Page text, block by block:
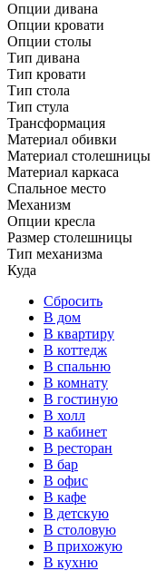
Опции дивана
Опции кровати
Опции столы
Тип дивана
Тип кровати
Тип стола
Тип стула
Трансформация
Материал обивки
Материал столешницы
Материал каркаса
Спальное место
Механизм
Опции кресла
Размер столешницы
Тип механизма
Куда
Сбросить
В дом
В квартиру
В коттедж
В спальню
В комнату
В гостиную
В холл
В кабинет
В ресторан
В бар
В офис
В кафе
В детскую
В столовую
В прихожую
В кухню